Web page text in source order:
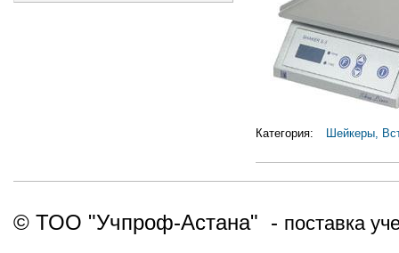
Категория: Шейкеры,
© ТОО "Учпроф-Астана" - поставка